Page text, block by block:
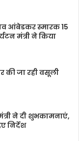
आंबेडकर स्मारक 15
मंत्री ने किया
की जा रही वसूली
ने दी शुभकामनाएं,
निर्देश